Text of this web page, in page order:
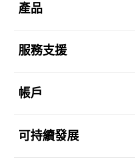
產品
服務支援
帳戶
可持續發展